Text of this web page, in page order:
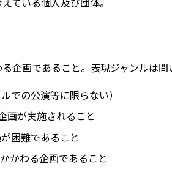
企画であること。表現ジャンルは問
での公演等に限らない）
画が実施されること
困難であること
かわる企画であること